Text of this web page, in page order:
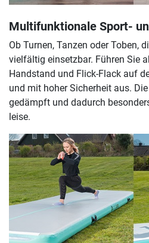
Multifunktionale Sport-
Ob Turnen, Tanzen oder Toben,
vielfältig einsetzbar. Führen Sie
Handstand und Flick-Flack auf
und mit hoher Sicherheit aus.
gedämpft und dadurch
leise.